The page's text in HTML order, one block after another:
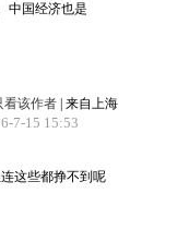
中国经济也是
看该作者 来自上海
7-15 15:53
这些都挣不到呢